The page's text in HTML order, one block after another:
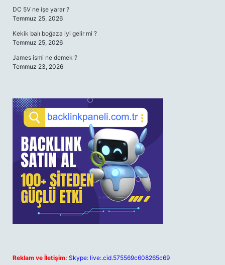
DC 5V ne işe yarar ?
Temmuz 25, 2026
Kekik balı boğaza iyi gelir mi ?
Temmuz 25, 2026
James ismi ne demek ?
Temmuz 23, 2026
Reklam ve İletişim: Skype: live:.cid.575569c608265c69